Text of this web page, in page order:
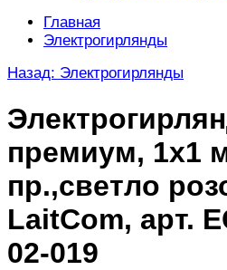
Главная
Электрогирлянды
Назад: Электрогирлянды
премиум, 1х1
пр.,светло
LaitCom, арт.
02-019